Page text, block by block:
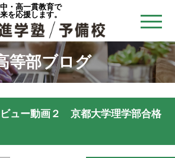
・高一貫教育で
を応援します。
等部ブログ
ビュー動画２ 京都大学理学部合格